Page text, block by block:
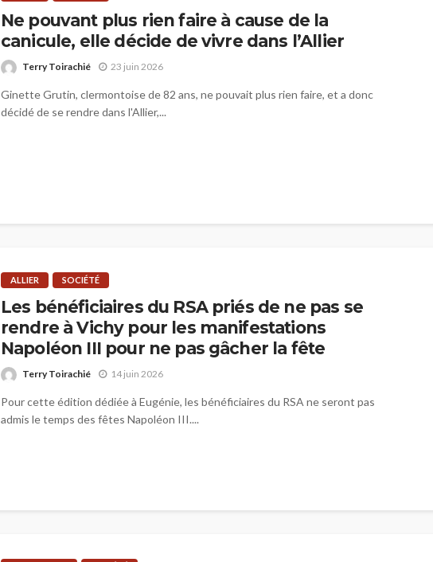
Ne pouvant plus rien faire à cause de la
canicule, elle décide de vivre dans l’Allier
Terry Toirachié 23 juin 2026
Ginette Grutin, clermontoise de 82 ans, ne pouvait plus rien faire, et a donc
décidé de se rendre dans l'Allier,...
ALLIER SOCIÉTÉ
Les bénéficiaires du RSA priés de ne pas se
rendre à Vichy pour les manifestations
Napoléon III pour ne pas gâcher la fête
Terry Toirachié 14 juin 2026
Pour cette édition dédiée à Eugénie, les bénéficiaires du RSA ne seront pas
admis le temps des fêtes Napoléon III....